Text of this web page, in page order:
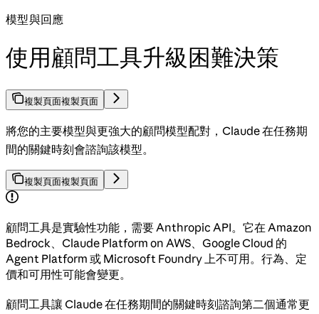
模型與回應
使用顧問工具升級困難決策
複製頁面複製頁面
將您的主要模型與更強大的顧問模型配對，Claude 在任務期
間的關鍵時刻會諮詢該模型。
複製頁面複製頁面
顧問工具是實驗性功能，需要 Anthropic API。它在 Amazon
Bedrock、Claude Platform on AWS、Google Cloud 的
Agent Platform 或 Microsoft Foundry 上不可用。行為、定
價和可用性可能會變更。
顧問工具讓 Claude 在任務期間的關鍵時刻諮詢第二個通常更